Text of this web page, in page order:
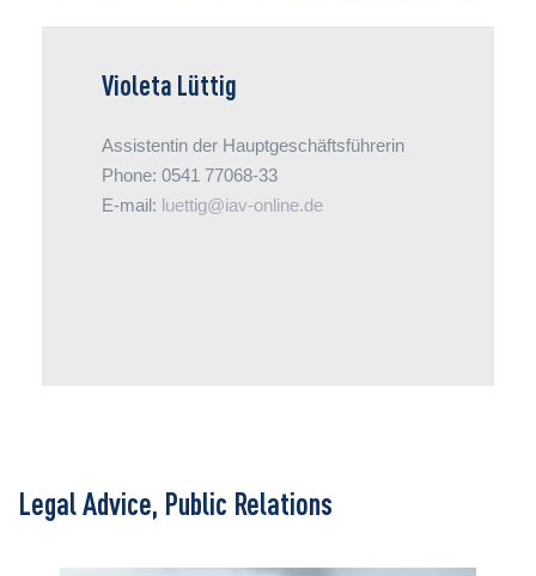
Violeta Lüttig
Assistentin der Hauptgeschäftsführerin
Phone: 0541 77068-33
E-mail: luettig@iav-online.de
Legal Advice, Public Relations